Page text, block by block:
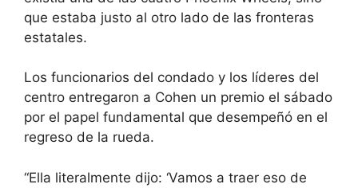
que estaba justo al otro lado de las fronteras
estatales.
Los funcionarios del condado y los líderes del
centro entregaron a Cohen un premio el sábado
por el papel fundamental que desempeñó en el
regreso de la rueda.
“Ella literalmente dijo: ‘Vamos a traer eso de